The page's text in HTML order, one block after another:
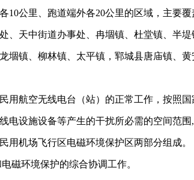
公里、跑道端外各20公里的区域，主要覆
、天中街道办事处、冉堌镇、杜堂镇、半
堌镇、柳林镇、太平镇，郓城县唐庙镇、
用航空无线电台（站）的正常工作，按照
电设施设备等产生的干扰所必需的空间范
用机场飞行区电磁环境保护区两部分组成。
磁环境保护的综合协调工作。